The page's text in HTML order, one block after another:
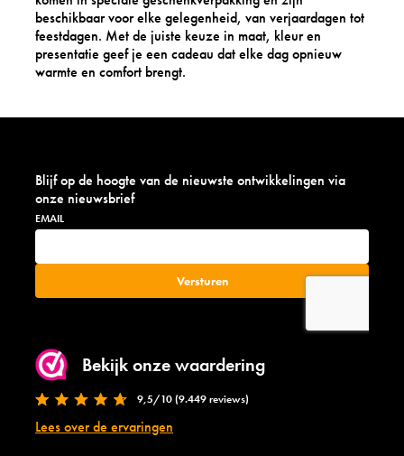
beschikbaar voor elke gelegenheid, van verjaardagen tot
feestdagen. Met de juiste keuze in maat, kleur en
presentatie geef je een cadeau dat elke dag opnieuw
warmte en comfort brengt.
Blijf op de hoogte van de nieuwste ontwikkelingen via
onze nieuwsbrief
Bekijk onze waardering
9,5/10 (9.449 reviews)
Lees over de ervaringen